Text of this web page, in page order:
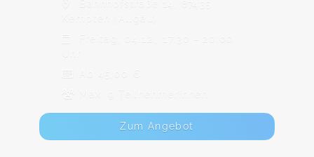
Bahnhofstraße 14, 87435
Kempten (Allgäu)
Freitag, 04.12., 17:30 - 20:00
Ab 45,00 €
Max. 9 TeilnehmerInnen
Zum Angebot